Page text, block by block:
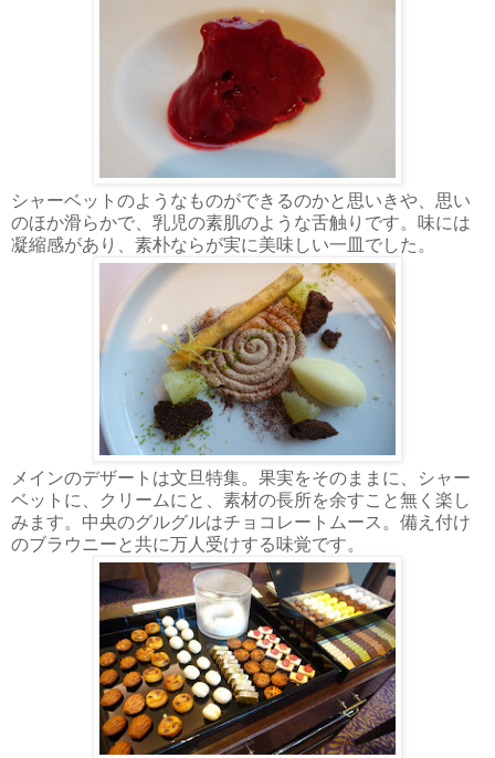
シャーベットのようなものができるのかと思いきや、思い
のほか滑らかで、乳児の素肌のような舌触りです。味には
凝縮感があり、素朴ならが実に美味しい一皿でした。
メインのデザートは文旦特集。果実をそのままに、シャー
ベットに、クリームにと、素材の長所を余すこと無く楽し
みます。中央のグルグルはチョコレートムース。備え付け
のブラウニーと共に万人受けする味覚です。